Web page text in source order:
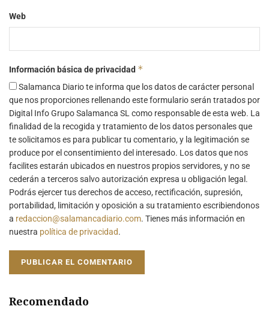
Web
Información básica de privacidad *
Salamanca Diario te informa que los datos de carácter personal
que nos proporciones rellenando este formulario serán tratados por
Digital Info Grupo Salamanca SL como responsable de esta web. La
finalidad de la recogida y tratamiento de los datos personales que
te solicitamos es para publicar tu comentario, y la legitimación se
produce por el consentimiento del interesado. Los datos que nos
facilites estarán ubicados en nuestros propios servidores, y no se
cederán a terceros salvo autorización expresa u obligación legal.
Podrás ejercer tus derechos de acceso, rectificación, supresión,
portabilidad, limitación y oposición a su tratamiento escribiendonos
a redaccion@salamancadiario.com. Tienes más información en
nuestra política de privacidad.
Recomendado